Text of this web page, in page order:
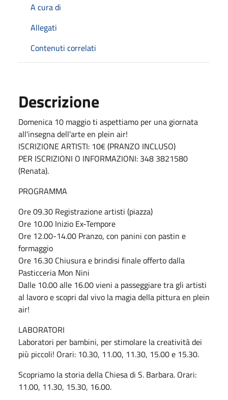
A cura di
Allegati
Contenuti correlati
Descrizione
Domenica 10 maggio ti aspettiamo per una giornata
all'insegna dell'arte en plein air!
ISCRIZIONE ARTISTI: 10€ (PRANZO INCLUSO)
PER ISCRIZIONI O INFORMAZIONI: 348 3821580
(Renata).
PROGRAMMA
Ore 09.30 Registrazione artisti (piazza)
Ore 10.00 Inizio Ex-Tempore
Ore 12.00-14.00 Pranzo, con panini con pastin e
formaggio
Ore 16.30 Chiusura e brindisi finale offerto dalla
Pasticceria Mon Nini
Dalle 10.00 alle 16.00 vieni a passeggiare tra gli artisti
al lavoro e scopri dal vivo la magia della pittura en plein
air!
LABORATORI
Laboratori per bambini, per stimolare la creatività dei
più piccoli! Orari: 10.30, 11.00, 11.30, 15.00 e 15.30.
Scopriamo la storia della Chiesa di S. Barbara. Orari:
11.00, 11.30, 15.30, 16.00.